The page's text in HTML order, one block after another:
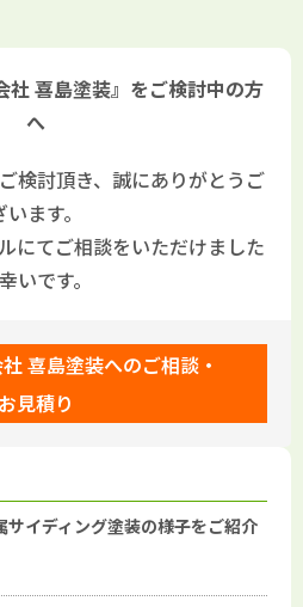
社 喜島塗装』をご検討中の方
へ
検討頂き、誠にありがとうご
います。
にてご相談をいただけました
いです。
喜島塗装へのご相談・
お見積り
イディング塗装の様子をご紹介